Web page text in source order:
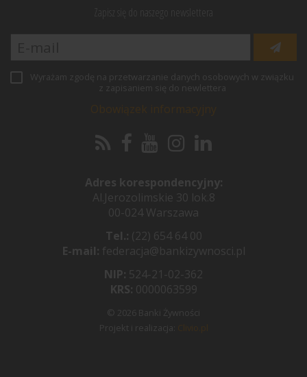
Zapisz się do naszego newslettera
Wyrażam zgodę na przetwarzanie danych osobowych w związku
z zapisaniem się do newlettera
Adres korespondencyjny:
Al.Jerozolimskie 30 lok.8
00-024 Warszawa
Tel.: (22) 654 64 00
E-mail: federacja@bankizywnosci.pl
NIP: 524-21-02-362
KRS: 0000063599
© 2026 Banki Żywności
Projekt i realizacja: